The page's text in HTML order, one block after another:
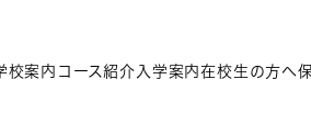
校案内 コース紹介 入学案内在校生の方へ